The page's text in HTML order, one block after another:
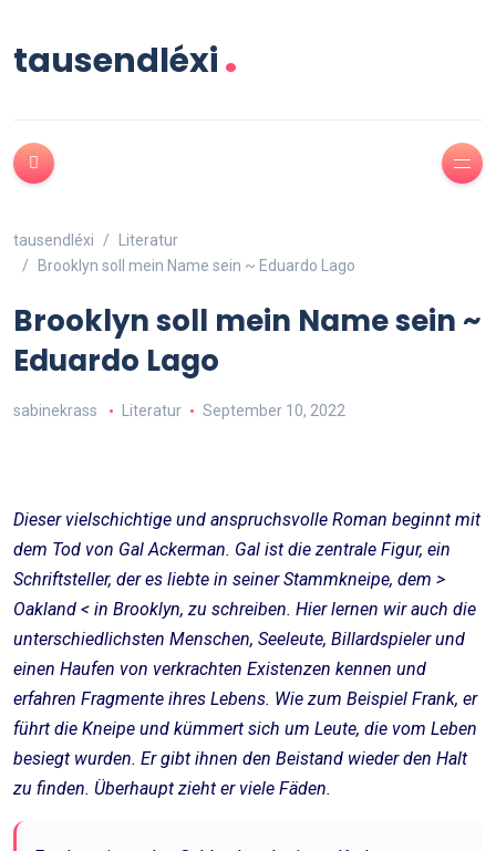
tausendléxi.
tausendléxi
Literatur
Brooklyn soll mein Name sein ~ Eduardo Lago
Brooklyn soll mein Name sein ~
Eduardo Lago
sabinekrass Literatur September 10, 2022
Dieser vielschichtige und anspruchsvolle Roman beginnt mit
dem Tod von Gal Ackerman. Gal ist die zentrale Figur, ein
Schriftsteller, der es liebte in seiner Stammkneipe, dem >
Oakland < in Brooklyn, zu schreiben. Hier lernen wir auch die
unterschiedlichsten Menschen, Seeleute, Billardspieler und
einen Haufen von verkrachten Existenzen kennen und
erfahren Fragmente ihres Lebens. Wie zum Beispiel Frank, er
führt die Kneipe und kümmert sich um Leute, die vom Leben
besiegt wurden. Er gibt ihnen den Beistand wieder den Halt
zu finden. Überhaupt zieht er viele Fäden.